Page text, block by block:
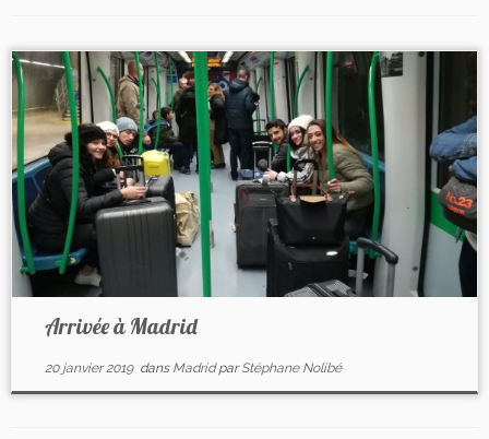
Arrivée à Madrid
20 janvier 2019dans MadridparStéphane Nolibé